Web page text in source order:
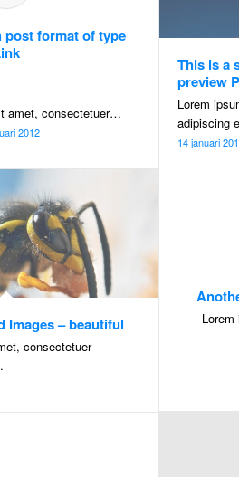
format of type
amet, consectetuer…
2012
This is a
preview
Lorem
adipiscing
14 januari
Images – beautiful
consectetuer